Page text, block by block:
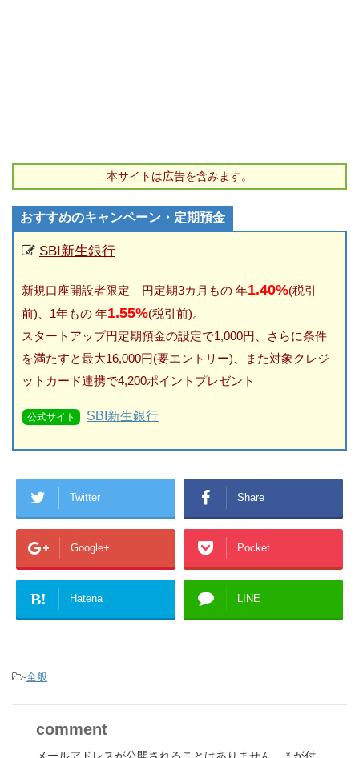
本サイトは広告を含みます。
おすすめのキャンペーン・定期預金
SBI新生銀行
新規口座開設者限定 円定期3カ月もの 年1.40%(税引
前)、1年もの 年1.55%(税引前)。
スタートアップ円定期預金の設定で1,000円、さらに条件
を満たすと最大16,000円(要エントリー)、また対象クレジ
ットカード連携で4,200ポイントプレゼント
公式サイト SBI新生銀行
Twitter Share
Google+ Pocket
B! Hatena LINE
-全般
comment
メールアドレスが公開されることはありません。 * が付